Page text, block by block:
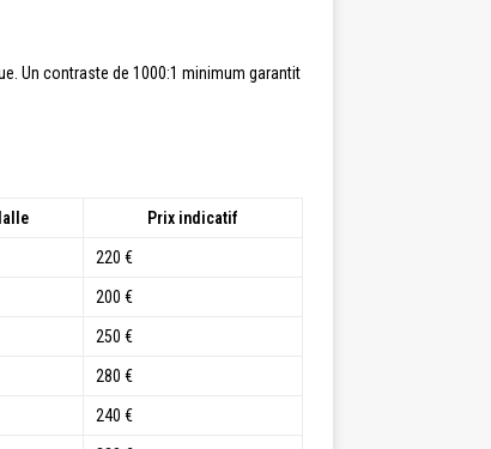
Un contraste de 1000:1 minimum garantit
Prix indicatif
220 €
200 €
250 €
280 €
240 €